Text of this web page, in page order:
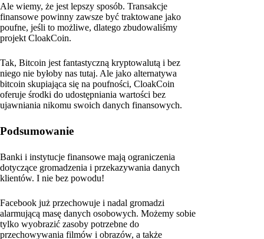
Ale wiemy, że jest lepszy sposób. Transakcje
finansowe powinny zawsze być traktowane jako
poufne, jeśli to możliwe, dlatego zbudowaliśmy
projekt CloakCoin.
Tak, Bitcoin jest fantastyczną kryptowalutą i bez
niego nie byłoby nas tutaj. Ale jako alternatywa
bitcoin skupiająca się na poufności, CloakCoin
oferuje środki do udostępniania wartości bez
ujawniania nikomu swoich danych finansowych.
Podsumowanie
Banki i instytucje finansowe mają ograniczenia
dotyczące gromadzenia i przekazywania danych
klientów. I nie bez powodu!
Facebook już przechowuje i nadal gromadzi
alarmującą masę danych osobowych. Możemy sobie
tylko wyobrazić zasoby potrzebne do
przechowywania filmów i obrazów, a także